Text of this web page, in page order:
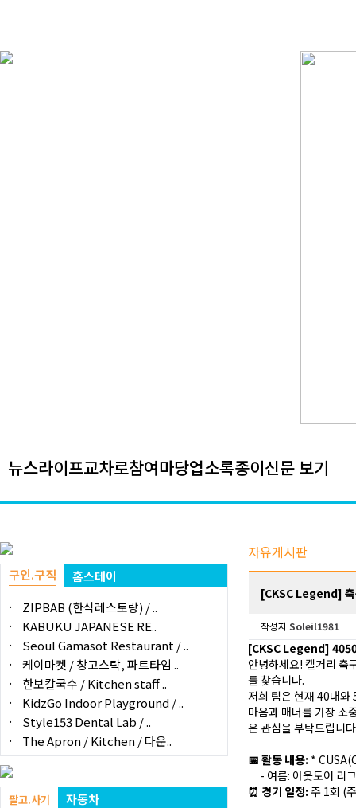
뉴스라이프교차로참여마당업소록종이신문 보기
구인.구직
홈스테이
ZIPBAB (한식레스토랑) / ..
KABUKU JAPANESE RE..
Seoul Gamasot Restaurant / ..
케이마켓 / 창고스탁, 파트타임 ..
한보칼국수 / Kitchen staff ..
KidzGo Indoor Playground / ..
Style153 Dental Lab / ..
The Apron / Kitchen / 다운..
팔고.사기
자동차
자유게시판
[CKSC Legend] 축
작성자 Soleil1981
[CKSC Legend] 4050
안녕하세요! 캘거리 축
를 찾습니다.
저희 팀은 현재 40대와
마음과 매너를 가장 소
은 관심을 부탁드립니
📅 활동 내용: *
- 여름: 아웃도어 리
⏰ 경기 일정: 주 1회 (